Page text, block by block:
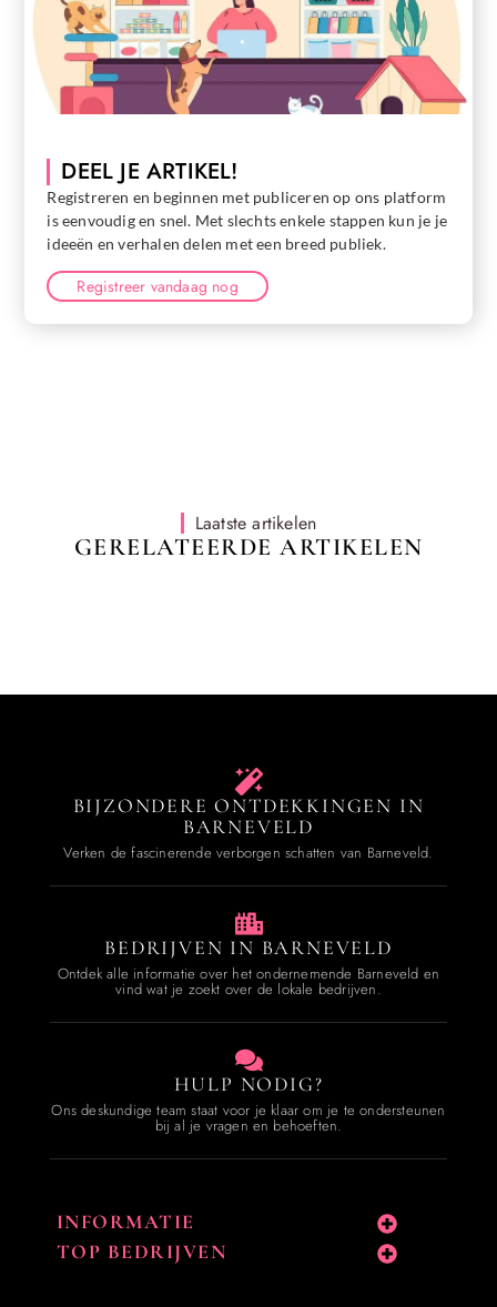
DEEL JE ARTIKEL!
Registreren en beginnen met publiceren op ons platform
is eenvoudig en snel. Met slechts enkele stappen kun je je
ideeën en verhalen delen met een breed publiek.
Registreer vandaag nog
Laatste artikelen
GERELATEERDE ARTIKELEN
BIJZONDERE ONTDEKKINGEN IN
BARNEVELD
Verken de fascinerende verborgen schatten van Barneveld.
BEDRIJVEN IN BARNEVELD
Ontdek alle informatie over het ondernemende Barneveld en
vind wat je zoekt over de lokale bedrijven.
HULP NODIG?
Ons deskundige team staat voor je klaar om je te ondersteunen
bij al je vragen en behoeften.
INFORMATIE
TOP BEDRIJVEN